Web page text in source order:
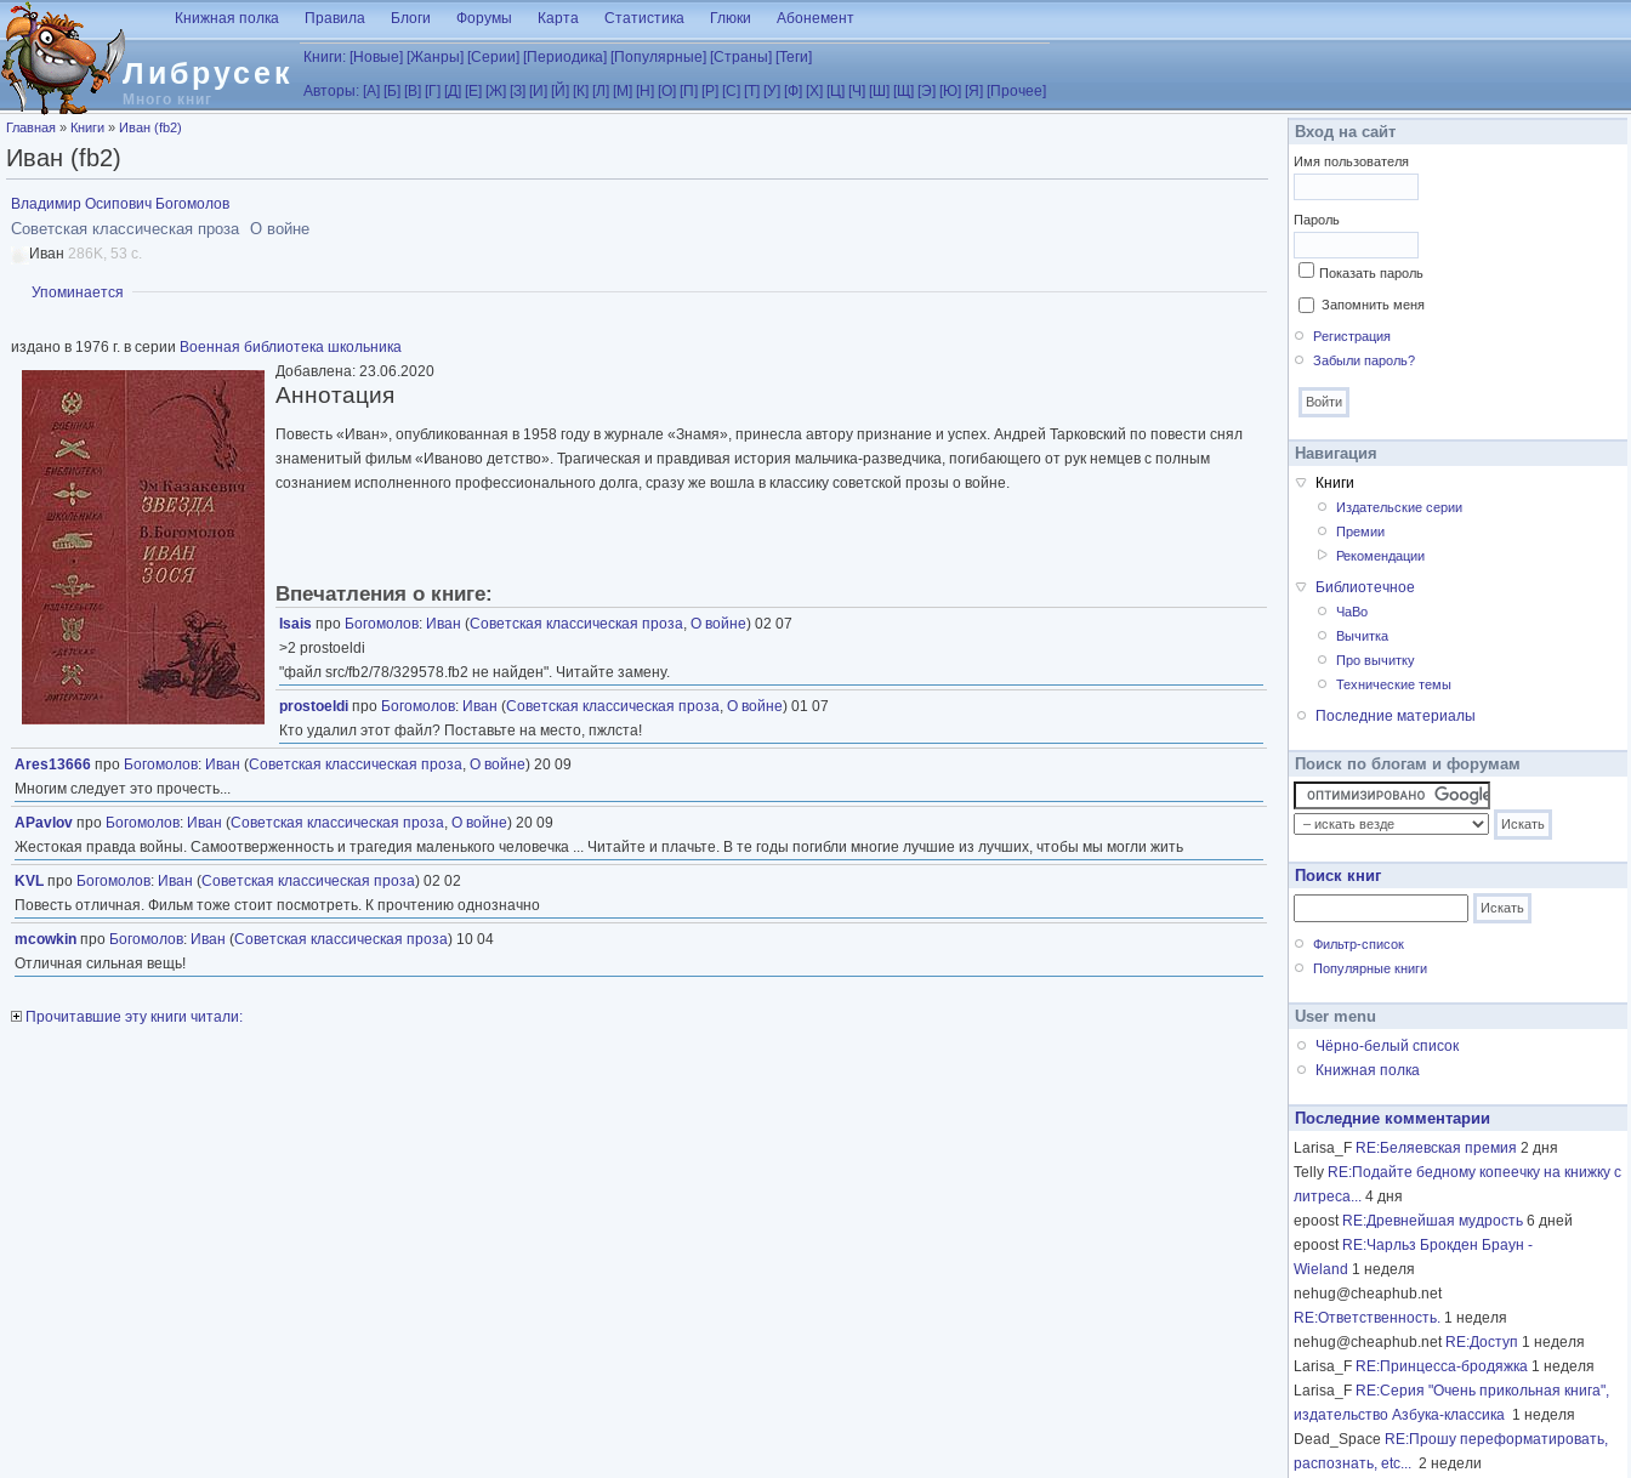
Перейти к основному содержанию
Либрусек
Много книг
Книжная полка Правила Блоги Форумы Карта Статистика Глюки Абонемент
Книги: [Новые] [Жанры] [Серии] [Периодика] [Популярные] [Страны] [Теги]
Авторы: [А] [Б] [В] [Г] [Д] [Е] [Ж] [З] [И] [Й] [К] [Л] [М] [Н] [О] [П] [Р] [С] [Т] [У] [Ф] [Х] [Ц] [Ч] [Ш] [Щ] [Э] [Ю] [Я] [Прочее]
Вы здесь
Главная » Книги » Иван (fb2)
Иван (fb2)
Владимир Осипович Богомолов
Советская классическая проза О войне
Иван 286K, 53 с.
Показать
Упоминается
издано в 1976 г. в серии Военная библиотека школьника
Добавлена: 23.06.2020
Аннотация
Повесть «Иван», опубликованная в 1958 году в журнале «Знамя», принесла автору признание и успех. Андрей Тарковский по повести снял
знаменитый фильм «Иваново детство». Трагическая и правдивая история мальчика-разведчика, погибающего от рук немцев с полным
сознанием исполненного профессионального долга, сразу же вошла в классику советской прозы о войне.
Впечатления о книге:
Isais про Богомолов: Иван (Советская классическая проза, О войне) 02 07
>2 prostoeldi
"файл src/fb2/78/329578.fb2 не найден". Читайте замену.
prostoeldi про Богомолов: Иван (Советская классическая проза, О войне) 01 07
Кто удалил этот файл? Поставьте на место, пжлста!
Ares13666 про Богомолов: Иван (Советская классическая проза, О войне) 20 09
Многим следует это прочесть...
APavlov про Богомолов: Иван (Советская классическая проза, О войне) 20 09
Жестокая правда войны. Самоотверженность и трагедия маленького человечка ... Читайте и плачьте. В те годы погибли многие лучшие из лучших, чтобы мы могли жить
KVL про Богомолов: Иван (Советская классическая проза) 02 02
Повесть отличная. Фильм тоже стоит посмотреть. К прочтению однозначно
mcowkin про Богомолов: Иван (Советская классическая проза) 10 04
Отличная сильная вещь!
Прочитавшие эту книги читали:
Вход на сайт
Имя пользователя
Пароль
Показать пароль
Запомнить меня
Регистрация
Забыли пароль?
Навигация
Книги
Издательские серии
Премии
Рекомендации
Библиотечное
ЧаВо
Вычитка
Про вычитку
Технические темы
Последние материалы
Поиск по блогам и форумам
Поиск книг
Фильтр-список
Популярные книги
User menu
Чёрно-белый список
Книжная полка
Последние комментарии
Larisa_F RE:Беляевская премия 2 дня
Telly RE:Подайте бедному копеечку на книжку с
литреса... 4 дня
epoost RE:Древнейшая мудрость 6 дней
epoost RE:Чарльз Брокден Браун -
Wieland 1 неделя
nehug@cheaphub.net
RE:Ответственность. 1 неделя
nehug@cheaphub.net RE:Доступ 1 неделя
Larisa_F RE:Принцесса-бродяжка 1 неделя
Larisa_F RE:Серия "Очень прикольная книга",
издательство Азбука-классика 1 неделя
Dead_Space RE:Прошу переформатировать,
распознать, etc... 2 недели